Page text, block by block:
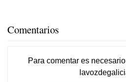
Comentarios
Para comentar es necesario